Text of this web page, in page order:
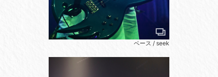
ベース / seek